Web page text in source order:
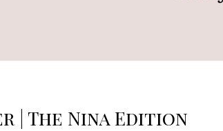
| The Nina Edition